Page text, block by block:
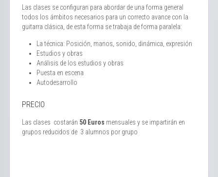
Las clases se configuran para abordar de una forma general
todos los ámbitos necesarios para un correcto avance con la
guitarra clásica, de esta forma se trabaja de forma paralela:
La técnica: Posición, manos, sonido, dinámica, expresión
Estudios y obras
Análisis de los estudios y obras
Puesta en escena
Autodesarrollo
PRECIO
Las clases costarán 50 Euros mensuales y se impartirán en
grupos reducidos de 3 alumnos por grupo